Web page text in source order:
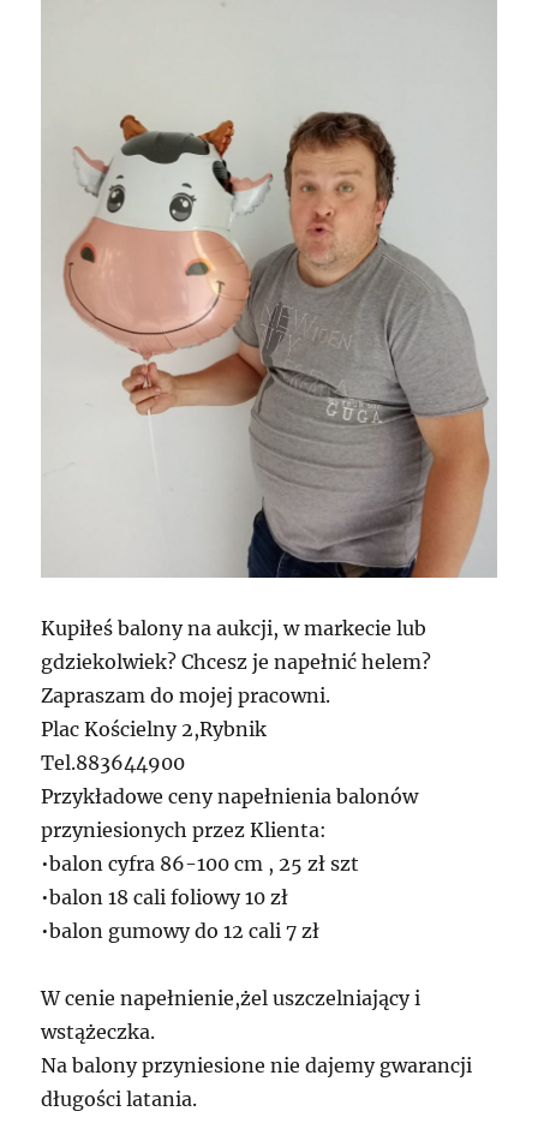
Kupiłeś balony na aukcji, w markecie lub
gdziekolwiek? Chcesz je napełnić helem?
Zapraszam do mojej pracowni.
Plac Kościelny 2,Rybnik
Tel.883644900
Przykładowe ceny napełnienia balonów
przyniesionych przez Klienta:
•balon cyfra 86-100 cm , 25 zł szt
•balon 18 cali foliowy 10 zł
•balon gumowy do 12 cali 7 zł
W cenie napełnienie,żel uszczelniający i
wstążeczka.
Na balony przyniesione nie dajemy gwarancji
długości latania.